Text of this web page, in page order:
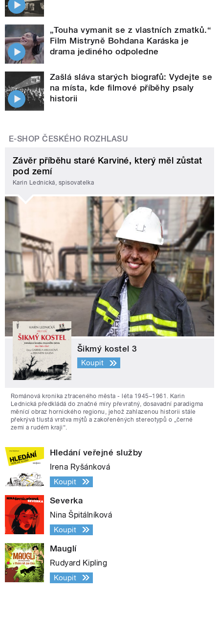
„Touha vymanit se z vlastních zmatků.“
Film Mistryně Bohdana Karáska je
drama jediného odpoledne
Zašlá sláva starých biografů: Vydejte se
na místa, kde filmové příběhy psaly
historii
E-SHOP ČESKÉHO ROZHLASU
Závěr příběhu staré Karviné, který měl zůstat
pod zemí
Karin Lednická, spisovatelka
Šikmý kostel 3
Koupit
Románová kronika ztraceného města - léta 1945–1961. Karin
Lednická předkládá do značné míry převratný, dosavadní paradigma
měnící obraz hornického regionu, jehož zahlazenou historii stále
překrývá tlustá vrstva mýtů a zakořeněných stereotypů o „černé
zemi a rudém kraji“.
Hledání veřejné služby
Irena Ryšánková
Koupit
Severka
Nina Špitálníková
Koupit
Mauglí
Rudyard Kipling
Koupit